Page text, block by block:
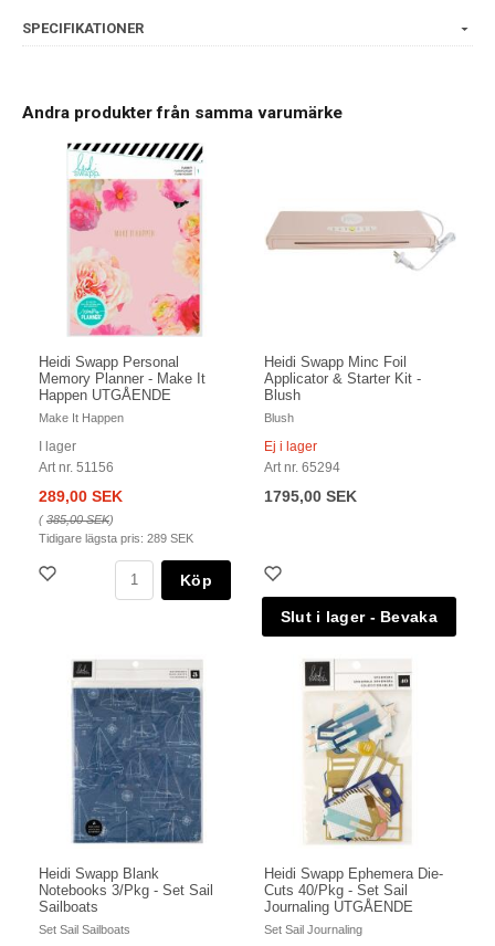
SPECIFIKATIONER
Andra produkter från samma varumärke
Heidi Swapp Personal
Memory Planner - Make It
Happen UTGÅENDE
Make It Happen
I lager
Art nr. 51156
289,00 SEK
(385,00 SEK)
Tidigare lägsta pris: 289 SEK
Köp
Heidi Swapp Minc Foil
Applicator & Starter Kit -
Blush
Blush
Ej i lager
Art nr. 65294
1795,00 SEK
Heidi Swapp Blank
Notebooks 3/Pkg - Set Sail
Sailboats
Set Sail Sailboats
Heidi Swapp Ephemera Die-
Cuts 40/Pkg - Set Sail
Journaling UTGÅENDE
Set Sail Journaling